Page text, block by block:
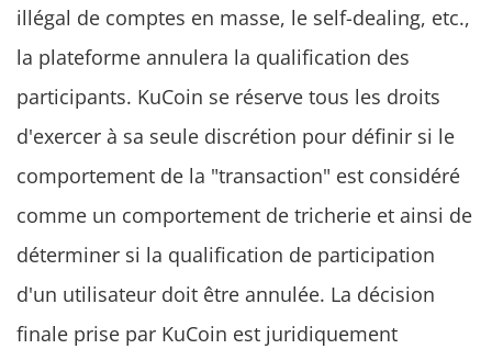
illégal de comptes en masse, le self-dealing, etc.,
la plateforme annulera la qualification des
participants. KuCoin se réserve tous les droits
d'exercer à sa seule discrétion pour définir si le
comportement de la "transaction" est considéré
comme un comportement de tricherie et ainsi de
déterminer si la qualification de participation
d'un utilisateur doit être annulée. La décision
finale prise par KuCoin est juridiquement